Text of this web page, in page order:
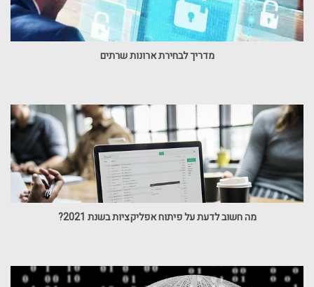
מדריך לבחירת ארונות שרתים
מה חשוב לדעת על פיתוח אפליקציות בשנת 2021?